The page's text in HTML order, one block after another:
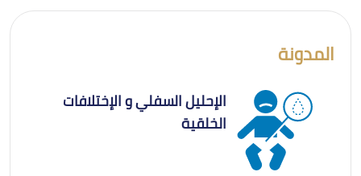
المدونة
الإحليل السفلي و الإختلافات
الخلقية